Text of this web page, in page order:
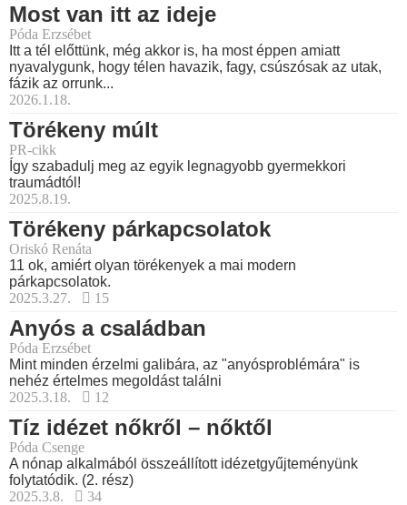
Most van itt az ideje
Póda Erzsébet
Itt a tél előttünk, még akkor is, ha most éppen amiatt
nyavalygunk, hogy télen havazik, fagy, csúszósak az utak,
fázik az orrunk...
2026.1.18.
Törékeny múlt
PR-cikk
Így szabadulj meg az egyik legnagyobb gyermekkori
traumádtól!
2025.8.19.
Törékeny párkapcsolatok
Oriskó Renáta
11 ok, amiért olyan törékenyek a mai modern
párkapcsolatok.
2025.3.27.
15
Anyós a családban
Póda Erzsébet
Mint minden érzelmi galibára, az "anyósproblémára" is
nehéz értelmes megoldást találni
2025.3.18.
12
Tíz idézet nőkről – nőktől
Póda Csenge
A nónap alkalmából összeállított idézetgyűjteményünk
folytatódik. (2. rész)
2025.3.8.
34